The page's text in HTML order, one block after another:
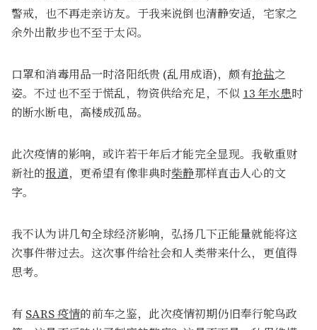
警戒，也不再走亲访友。于我来说倒也清静安适，宅家之
余外出散步也不至于太闷。
口罩和消毒用品一时洛阳纸贵 (乱用成语)，颇有抢盐之
姿。不过也不至于慌乱，物资供给充足，不似 13 年水患时
的断水断电，高楼成孤岛。
此次疫情的影响，或许若干年后才能完全显现。我敬重财
新社的报道，更希望有像非典时柴静那样直击人心的文
字。
我不认为讲几句全球经济影响，弘扬几下正能量就能将这
次事件带过去。这次事件给社会和人类带来什么，更值得
思考。
有 SARS 疫情的前车之鉴，此次疫情初期仍旧奉行鸵鸟政